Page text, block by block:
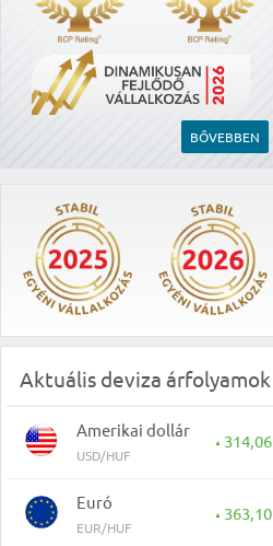
BŐVEBBEN
Aktuális deviza árfolyamok
Amerikai dollár
USD/HUF
▲ 314,06
Euró
EUR/HUF
▲ 363,10